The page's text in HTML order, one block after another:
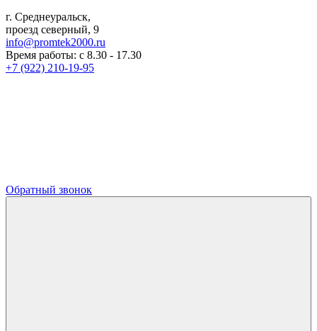
г. Среднеуральск,
проезд северный, 9
info@promtek2000.ru
Время работы: с 8.30 - 17.30
+7 (922) 210-19-95
Обратный звонок